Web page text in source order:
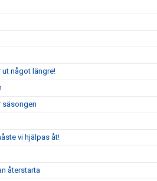
ut något längre!
säsongen
vi hjälpas åt!
återstarta